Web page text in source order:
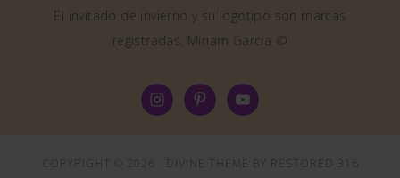
El invitado de invierno y su logotipo son marcas
registradas. Miriam García ©
COPYRIGHT © 2026 · DIVINE THEME BY RESTORED 316